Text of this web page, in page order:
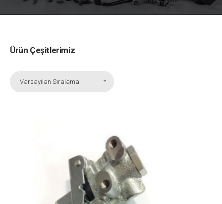
Ürün Çeşitlerimiz
Varsayılan Sıralama